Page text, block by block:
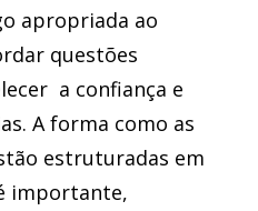
apropriada ao
questões
a confiança e
A forma como as
estruturadas em
importante,